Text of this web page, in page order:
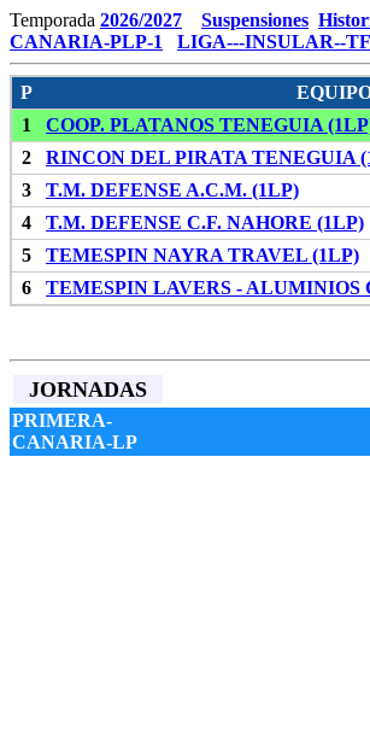
Temporada 2026/2027 Suspensiones
CANARIA-PLP-1
LIGA---INSULAR--TF
P
1
COOP. PLATANOS TENEGUIA
2
RINCON DEL PIRATA TENEGUIA
3
T.M. DEFENSE A.C.M. (1LP)
4
T.M. DEFENSE C.F. NAHORE (1LP)
5
TEMESPIN NAYRA TRAVEL (1LP)
6
TEMESPIN LAVERS - ALUMINIOS
JORNADAS
PRIMERA-
CANARIA-LP